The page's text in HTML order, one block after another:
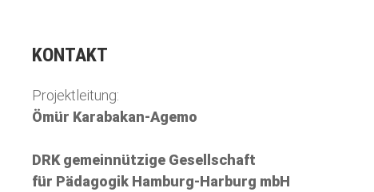
KONTAKT
Projektleitung:
Ömür Karabakan-Agemo
DRK gemeinnützige Gesellschaft
für Pädagogik Hamburg-Harburg mbH